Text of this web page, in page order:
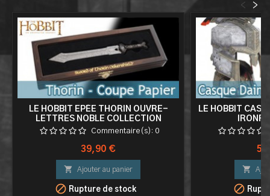
>
<
LE HOBBIT EPÉE THORIN OUVRE-
LETTRES NOBLE COLLECTION
Commentaire(s): 0
Prix
39,90 €
 Ajouter au panier
 Rupture de stock
LE HOBBIT

